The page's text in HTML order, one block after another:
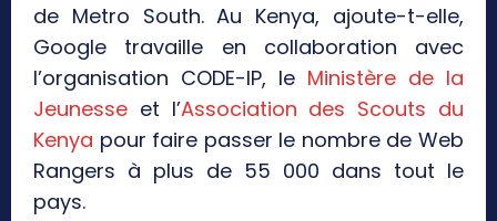
de Metro South. Au Kenya, ajoute-t-elle,
Google travaille en collaboration avec
l’organisation CODE-IP, le Ministère de la
Jeunesse et l’Association des Scouts du
Kenya pour faire passer le nombre de Web
Rangers à plus de 55 000 dans tout le
pays.